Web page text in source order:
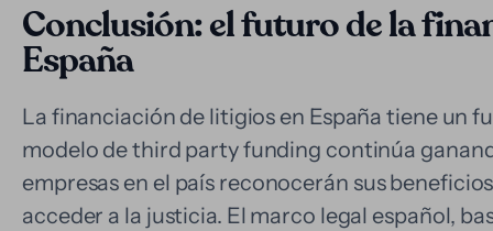
Conclusión: el futuro de la
España
La financiación de litigios en España tiene un
modelo de third party funding continúa
empresas en el país reconocerán sus
acceder a la justicia. El marco legal español,